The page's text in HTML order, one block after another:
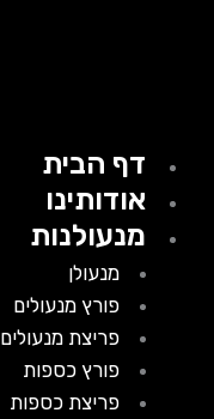
דף הבית
אודותינו
מנעולנות
מנעולן
פורץ מנעולים
פריצת מנעולים
פורץ כספות
פריצת כספות